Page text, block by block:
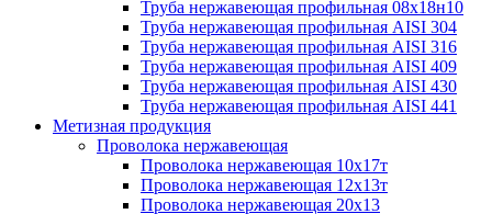
Труба нержавеющая профильная 08х18н10
Труба нержавеющая профильная AISI 304
Труба нержавеющая профильная AISI 316
Труба нержавеющая профильная AISI 409
Труба нержавеющая профильная AISI 430
Труба нержавеющая профильная AISI 441
Метизная продукция
Проволока нержавеющая
Проволока нержавеющая 10х17т
Проволока нержавеющая 12х13т
Проволока нержавеющая 20х13